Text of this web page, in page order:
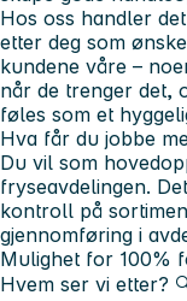
Hos oss handler
etter deg som
kundene våre –
når de trenger det,
føles som et
Hva får du jobbe
Du vil som
fryseavdelingen.
kontroll på
gjennomføring i
Mulighet for 100%
Hvem ser vi etter?